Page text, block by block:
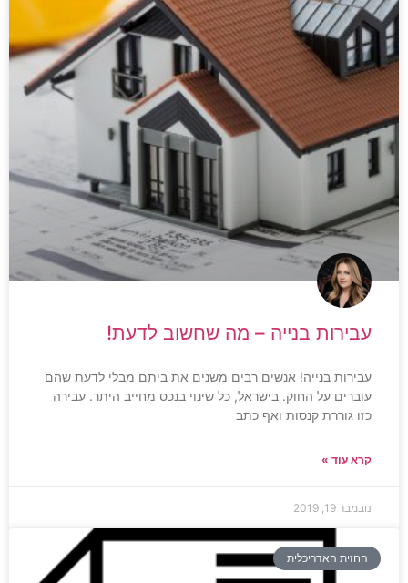
עבירות בנייה – מה שחשוב לדעת!
עבירות בנייה! אנשים רבים משנים את ביתם מבלי לדעת שהם
עוברים על החוק. בישראל, כל שינוי בנכס מחייב היתר. עבירה
כזו גוררת קנסות ואף כתב
קרא עוד »
נובמבר 19, 2019
החזית האדריכלית